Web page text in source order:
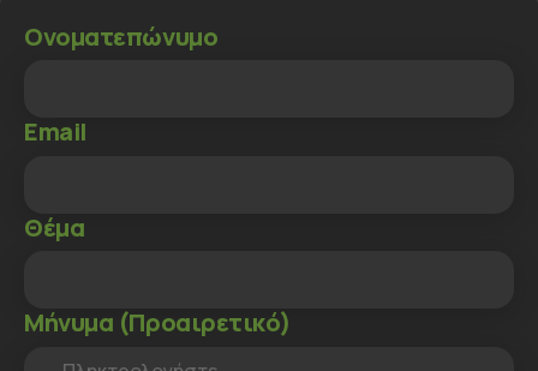
Ονοματεπώνυμο
Email
Θέμα
Μήνυμα (Προαιρετικό)